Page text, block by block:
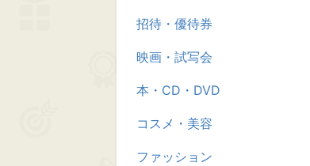
招待・優待券
映画・試写会
本・CD・DVD
コスメ・美容
ファッション